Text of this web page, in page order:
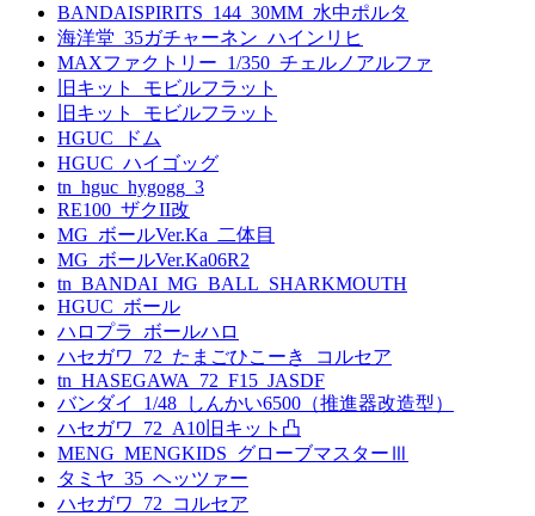
BANDAISPIRITS_144_30MM_水中ポルタ
海洋堂_35ガチャーネン_ハインリヒ
MAXファクトリー_1/350_チェルノアルファ
旧キット_モビルフラット
旧キット_モビルフラット
HGUC_ドム
HGUC_ハイゴッグ
tn_hguc_hygogg_3
RE100_ザクII改
MG_ボールVer.Ka_二体目
MG_ボールVer.Ka06R2
tn_BANDAI_MG_BALL_SHARKMOUTH
HGUC_ボール
ハロプラ_ボールハロ
ハセガワ_72_たまごひこーき_コルセア
tn_HASEGAWA_72_F15_JASDF
バンダイ_1/48_しんかい6500（推進器改造型）
ハセガワ_72_A10旧キット凸
MENG_MENGKIDS_グローブマスターⅢ
タミヤ_35_ヘッツァー
ハセガワ_72_コルセア